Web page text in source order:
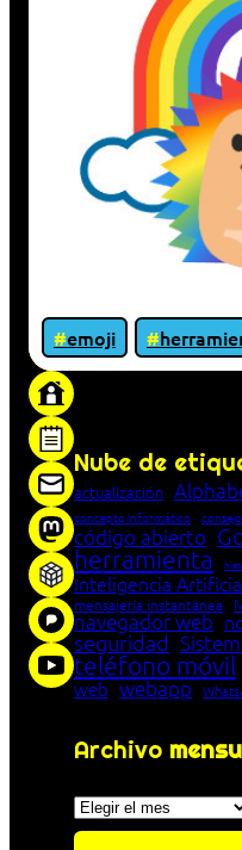
emoji
Nube de
actualización
concepto informático consejo
código abierto
herramienta
Inteligencia
mensajería instantánea
navegador web
seguridad
teléfono móvil
web webapp
Archivo
Archivos